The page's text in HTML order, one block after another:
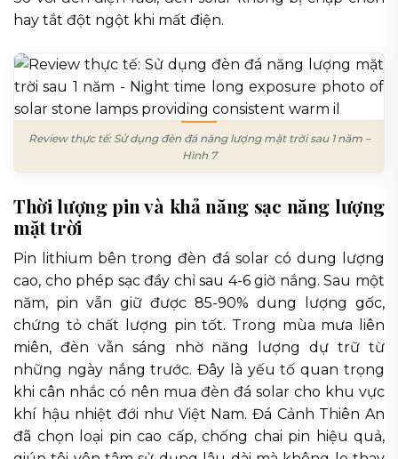
hay tắt đột ngột khi mất điện.
Review thực tế: Sử dụng đèn đá năng lượng mặt trời sau 1 năm –
Hình 7
Thời lượng pin và khả năng sạc năng lượng
mặt trời
Pin lithium bên trong đèn đá solar có dung lượng
cao, cho phép sạc đầy chỉ sau 4-6 giờ nắng. Sau một
năm, pin vẫn giữ được 85-90% dung lượng gốc,
chứng tỏ chất lượng pin tốt. Trong mùa mưa liên
miên, đèn vẫn sáng nhờ năng lượng dự trữ từ
những ngày nắng trước. Đây là yếu tố quan trọng
khi cân nhắc có nên mua đèn đá solar cho khu vực
khí hậu nhiệt đới như Việt Nam. Đá Cảnh Thiên An
đã chọn loại pin cao cấp, chống chai pin hiệu quả,